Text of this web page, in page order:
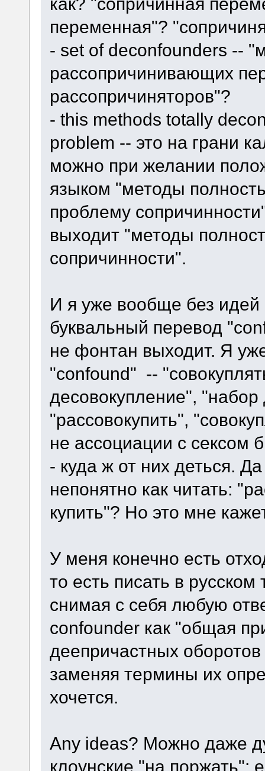
переменная"?
- set of deconfounders --
рассопричинивающих
рассопричиняторов"?
- this methods totally
problem -- это на грани
можно при желании
языком "методы
проблему
выходит "методы
сопричинности".
И я уже вообще без
буквальный перевод
не фонтан выходит. Я
"confound" --
десовокупление", "набор
"рассовокупить",
не ассоциации с сексом
- куда ж от них деться.
непонятно как читать:
купить"? Но это мне
У меня конечно есть
то есть писать в
снимая с себя любую
confounder как "общая
деепричастных
заменяя термины их
хочется.
Any ideas? Можно даже
клоунские "на поржать":